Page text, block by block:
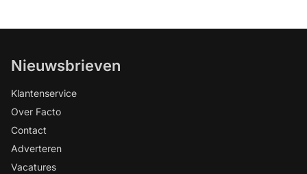
Nieuwsbrieven
Klantenservice
Over Facto
Contact
Adverteren
Vacatures